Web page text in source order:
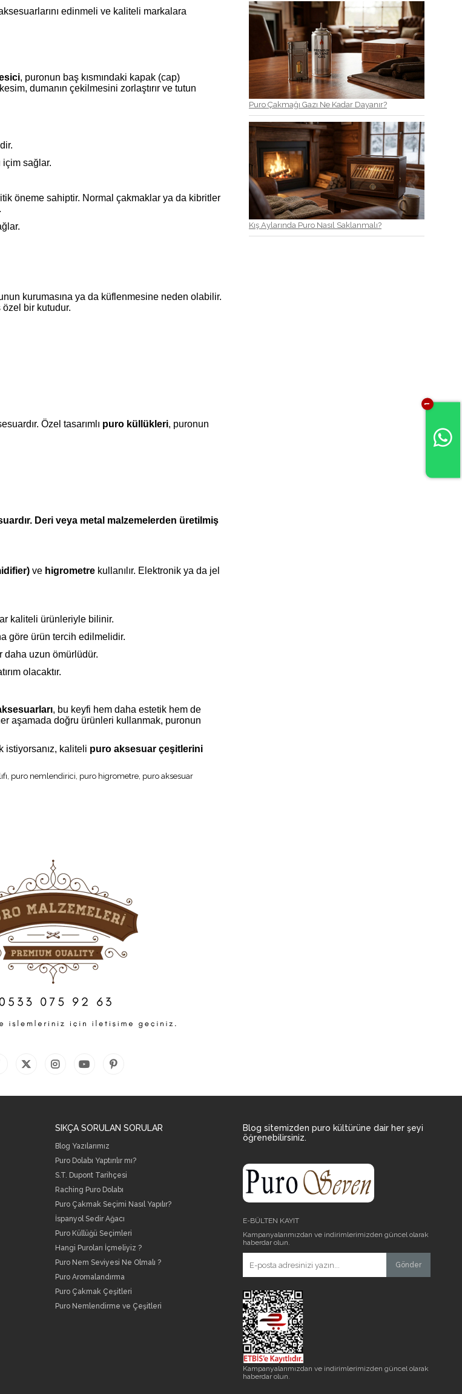
edinmeli ve kaliteli markalara
, puronun baş kısmındaki kapak (cap)
dumanın çekilmesini zorlaştırır ve tutun
sağlar.
öneme sahiptir. Normal çakmaklar ya da kibritler
kurumasına ya da küflenmesine neden olabilir.
özel bir kutudur.
Özel tasarımlı puro küllükleri, puronun
Deri veya metal malzemelerden üretilmiş
ve higrometre kullanılır. Elektronik ya da jel
kaliteli ürünleriyle bilinir.
göre ürün tercih edilmelidir.
uzun ömürlüdür.
olacaktır.
, bu keyfi hem daha estetik hem de
aşamada doğru ürünleri kullanmak, puronun
istiyorsanız, kaliteli puro aksesuar çeşitlerini
puro nemlendirici, puro higrometre, puro aksesuar
Puro Çakmağı Gazı Ne Kadar Dayanır?
Kış Aylarında Puro Nasıl Saklanmalı?
SIKÇA SORULAN SORULAR
Blog Yazılarımız
Puro Dolabı Yaptırılır mı?
S.T. Dupont Tarihçesi
Raching Puro Dolabı
Puro Çakmak Seçimi Nasıl Yapılır?
İspanyol Sedir Ağacı
Puro Küllüğü Seçimleri
Hangi Puroları İçmeliyiz ?
Puro Nem Seviyesi Ne Olmalı ?
Puro Aromalandırma
Puro Çakmak Çeşitleri
Puro Nemlendirme ve Çeşitleri
Blog sitemizden puro kültürüne dair her şeyi
öğrenebilirsiniz.
E-BÜLTEN KAYIT
Kampanyalarımızdan ve indirimlerimizden güncel olarak
haberdar olun.
Gönder
Kampanyalarımızdan ve indirimlerimizden güncel olarak
haberdar olun.
1